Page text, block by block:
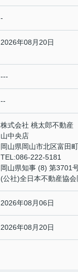
-
2026年08月20日
---
--
株式会社 桃太郎不動
山中央店
岡山県岡山市北区富田
TEL:086-222-5181
岡山県知事 (8) 第3701
(公社)全日本不動産協
2026年08月06日
2026年08月20日